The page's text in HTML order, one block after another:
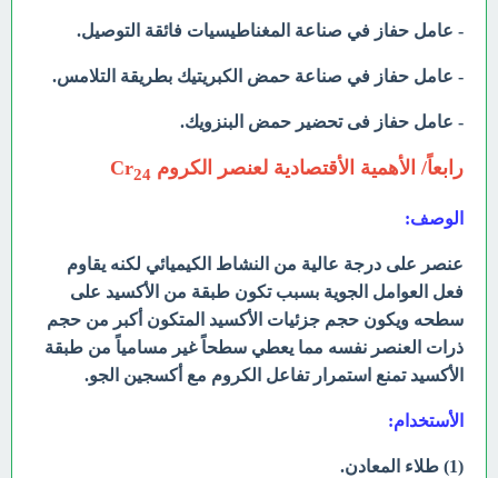
- عامل حفاز في صناعة المغناطيسيات فائقة التوصيل.
- عامل حفاز في صناعة حمض الكبريتيك بطريقة التلامس.
- عامل حفاز فى تحضير حمض البنزويك.
رابعاً/ الأهمية الأقتصادية لعنصر الكروم Cr 24
الوصف:
عنصر على درجة عالية من النشاط الكيميائي لكنه يقاوم
فعل العوامل الجوية بسبب تكون طبقة من الأكسيد على
سطحه ويكون حجم جزئيات الأكسيد المتكون أكبر من حجم
ذرات العنصر نفسه مما يعطي سطحاً غير مسامياً من طبقة
الأكسيد تمنع استمرار تفاعل الكروم مع أكسجين الجو.
الأستخدام:
(1) طلاء المعادن.